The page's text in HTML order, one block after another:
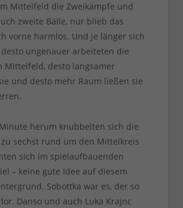
Mittelfeld die Zweikämpfe und
zweite Bälle, nur blieb das
vorne harmlos. Und je länger sich
desto ungenauer arbeiteten die
Mittelfeld, desto langsamer
und desto mehr Raum ließen sie
herum knubbelten sich die
zu sechst rund um den Mittelkreis
sich im spielaufbauenden
– keine gute Idee auf diesem
Sobottka war es, der so
Danso und auch Luka Krajnc